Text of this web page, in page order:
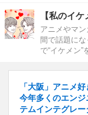
【私のイケ
アニメやマ
間で話題に
で“イケメン
「大阪」アニメ
今年多くのエン
テムインテグレ